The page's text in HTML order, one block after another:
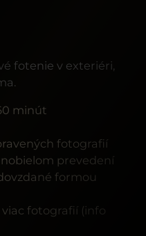
fotenie v exteriéri,
minút
fotografií
prevedení
formou
fotografií (info